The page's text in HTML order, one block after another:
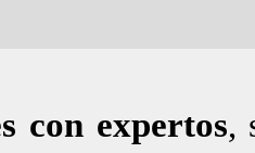
con expertos,